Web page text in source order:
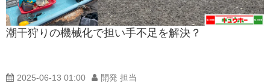
更新履歴
製品紹介ブログ
潮干狩りの機械化で担い手不足を解決？
2025-06-13 01:00 開発 担当